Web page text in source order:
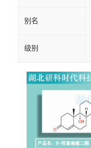
别名
级别